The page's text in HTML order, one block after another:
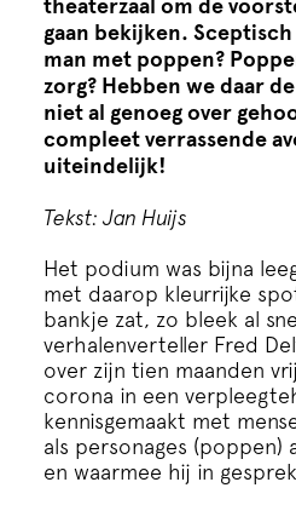
Onderwijs
ECI Cultuurcafé
Over ons
Steun ons
theaterzaal om de
gaan bekijken.
man met poppen?
zorg? Hebben we daar
niet al genoeg over
compleet verrassende
uiteindelijk!
Tekst: Jan Huijs
Het podium was bijna
met daar­op kleurrijke
bankje zat, zo bleek al
verhalenverteller Fred
over zijn tien maanden
corona in een
kennisgemaakt met
als personages (poppen)
en waarmee hij in